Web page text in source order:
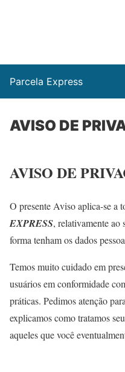
Parcela Express
AVISO DE
AVISO DE
O presente Aviso aplica-se a
EXPRESS, relativamente ao
forma tenham os dados
Temos muito cuidado em
usuários em conformidade
práticas. Pedimos atenção
explicamos como tratamos
aqueles que você